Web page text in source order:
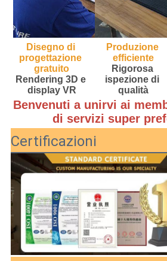
Disegno di
progettazione
gratuito
Rendering 3D e
display VR
Produzione
efficiente
Rigorosa
ispezione di
qualità
Benvenuti a unirvi ai
di servizi super
Certificazioni